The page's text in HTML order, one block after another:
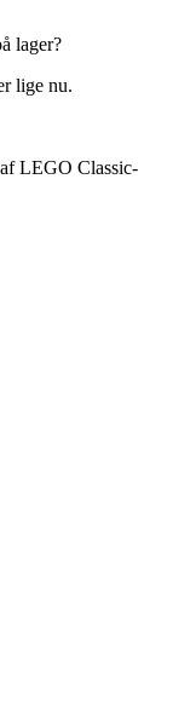
lager?
lige nu.
LEGO Classic-